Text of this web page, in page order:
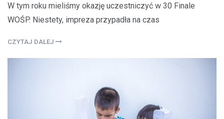
W tym roku mieliśmy okazję uczestniczyć w 30 Finale
WOŚP. Niestety, impreza przypadła na czas
CZYTAJ DALEJ